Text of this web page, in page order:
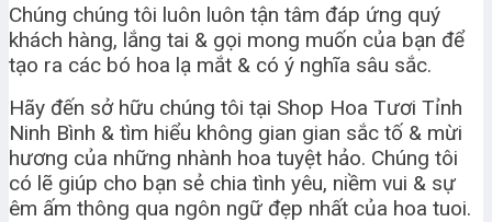
Chúng chúng tôi luôn luôn tận tâm đáp ứng quý
khách hàng, lắng tai & gọi mong muốn của bạn để
tạo ra các bó hoa lạ mắt & có ý nghĩa sâu sắc.
Hãy đến sở hữu chúng tôi tại Shop Hoa Tươi Tỉnh
Ninh Bình & tìm hiểu không gian gian sắc tố & mừi
hương của những nhành hoa tuyệt hảo. Chúng tôi
có lẽ giúp cho bạn sẻ chia tình yêu, niềm vui & sự
êm ấm thông qua ngôn ngữ đẹp nhất của hoa tuoi.